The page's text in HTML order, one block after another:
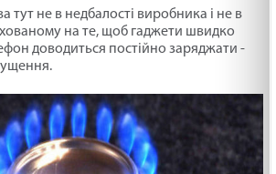
тут не в недбалості виробника і не в
на те, щоб гаджети швидко
доводиться постійно заряджати -